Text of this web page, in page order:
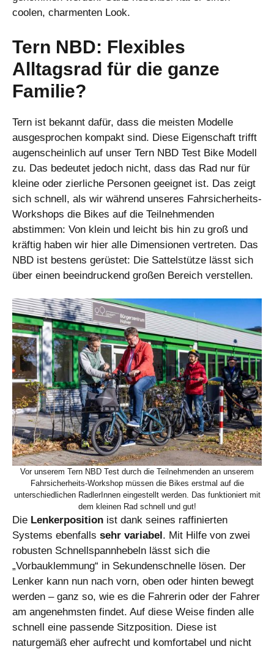
coolen, charmenten Look.
Tern NBD: Flexibles
Alltagsrad für die ganze
Familie?
Tern ist bekannt dafür, dass die meisten Modelle
ausgesprochen kompakt sind. Diese Eigenschaft trifft
augenscheinlich auf unser Tern NBD Test Bike Modell
zu. Das bedeutet jedoch nicht, dass das Rad nur für
kleine oder zierliche Personen geeignet ist. Das zeigt
sich schnell, als wir während unseres Fahrsicherheits-
Workshops die Bikes auf die Teilnehmenden
abstimmen: Von klein und leicht bis hin zu groß und
kräftig haben wir hier alle Dimensionen vertreten. Das
NBD ist bestens gerüstet: Die Sattelstütze lässt sich
über einen beeindruckend großen Bereich verstellen.
Vor unserem Tern NBD Test durch die Teilnehmenden an unserem
Fahrsicherheits-Workshop müssen die Bikes erstmal auf die
unterschiedlichen RadlerInnen eingestellt werden. Das funktioniert mit
dem kleinen Rad schnell und gut!
Die Lenkerposition ist dank seines raffinierten
Systems ebenfalls sehr variabel. Mit Hilfe von zwei
robusten Schnellspannhebeln lässt sich die
„Vorbauklemmung“ in Sekundenschnelle lösen. Der
Lenker kann nun nach vorn, oben oder hinten bewegt
werden – ganz so, wie es die Fahrerin oder der Fahrer
am angenehmsten findet. Auf diese Weise finden alle
schnell eine passende Sitzposition. Diese ist
naturgemäß eher aufrecht und komfortabel und nicht